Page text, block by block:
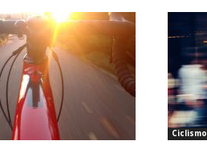
Ciclismo